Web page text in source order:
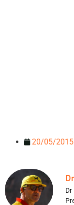
20/05/2015
Dr